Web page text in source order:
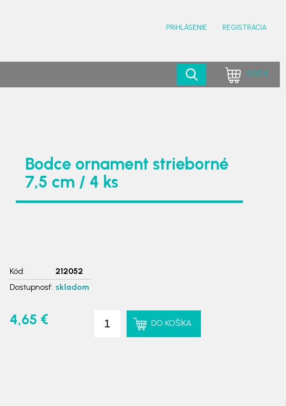
0,00 €
PRIHLÁSENIE REGISTRÁCIA
Bodce ornament strieborné
7,5 cm / 4 ks
Kód:
212052
Dostupnosť: skladom
4,65 € DO KOŠÍKA